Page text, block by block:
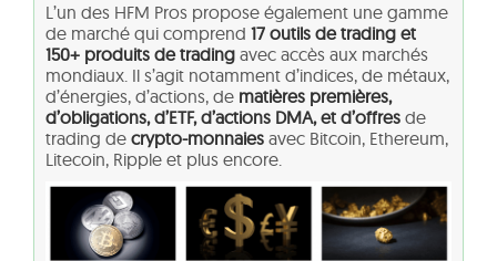
L’un des HFM Pros propose également une gamme
de marché qui comprend 17 outils de trading et
150+ produits de trading avec accès aux marchés
mondiaux. Il s’agit notamment d’indices, de métaux,
d’énergies, d’actions, de matières premières,
d’obligations, d’ETF, d’actions DMA, et d’offres de
trading de crypto-monnaies avec Bitcoin, Ethereum,
Litecoin, Ripple et plus encore.